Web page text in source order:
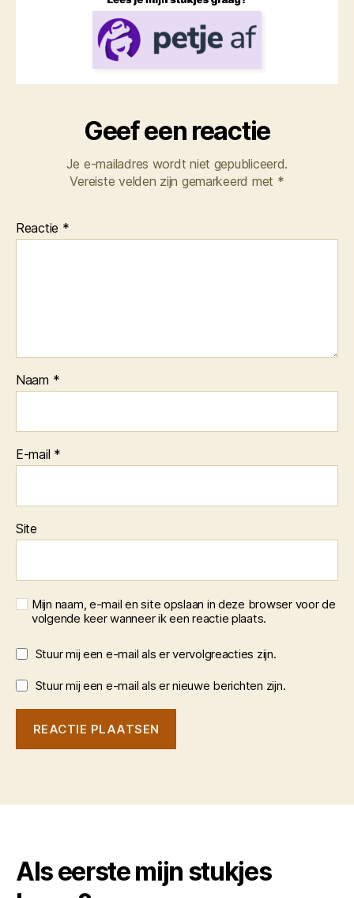
Geef een reactie
Je e-mailadres wordt niet gepubliceerd.
Vereiste velden zijn gemarkeerd met *
Reactie *
Naam *
E-mail *
Site
Mijn naam, e-mail en site opslaan in deze browser voor de
volgende keer wanneer ik een reactie plaats.
Stuur mij een e-mail als er vervolgreacties zijn.
Stuur mij een e-mail als er nieuwe berichten zijn.
Als eerste mijn stukjes